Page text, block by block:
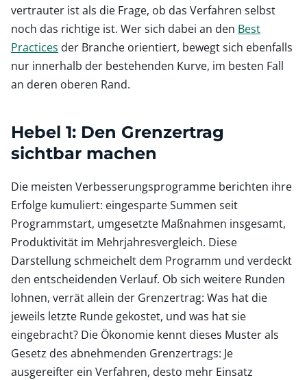
vertrauter ist als die Frage, ob das Verfahren selbst
noch das richtige ist. Wer sich dabei an den Best
Practices der Branche orientiert, bewegt sich ebenfalls
nur innerhalb der bestehenden Kurve, im besten Fall
an deren oberen Rand.
Hebel 1: Den Grenzertrag
sichtbar machen
Die meisten Verbesserungsprogramme berichten ihre
Erfolge kumuliert: eingesparte Summen seit
Programmstart, umgesetzte Maßnahmen insgesamt,
Produktivität im Mehrjahresvergleich. Diese
Darstellung schmeichelt dem Programm und verdeckt
den entscheidenden Verlauf. Ob sich weitere Runden
lohnen, verrät allein der Grenzertrag: Was hat die
jeweils letzte Runde gekostet, und was hat sie
eingebracht? Die Ökonomie kennt dieses Muster als
Gesetz des abnehmenden Grenzertrags: Je
ausgereifter ein Verfahren, desto mehr Einsatz